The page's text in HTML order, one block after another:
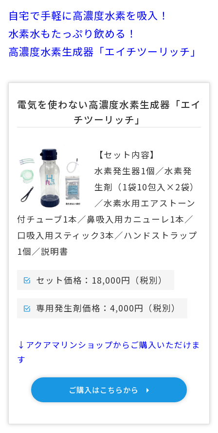
自宅で手軽に高濃度水素を吸入！
水素水もたっぷり飲める！
高濃度水素生成器「エイチツーリッチ」
電気を使わない高濃度水素生成器「エイ
チツーリッチ」
【セット内容】
水素発生器1個／水素発
生剤（1袋10包入×2袋）
／水素水用エアストーン
付チューブ1本／鼻吸入用カニューレ1本／
口吸入用スティック3本／ハンドストラップ
1個／説明書
セット価格：18,000円（税別）
専用発生剤価格：4,000円（税別）
↓アクアマリンショップからご購入いただけま
す
ご購入はこちらから